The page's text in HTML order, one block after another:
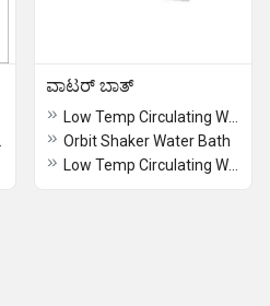
ವಾಟರ್ ಬಾತ್
Orbit Shaker Water Bath